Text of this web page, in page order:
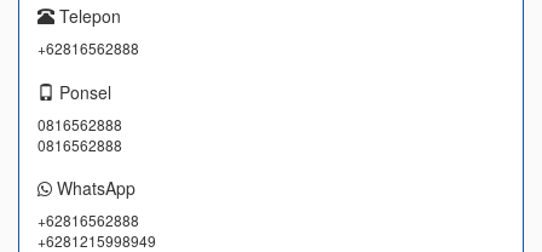
Telepon
+62816562888
Ponsel
0816562888
0816562888
WhatsApp
+62816562888
+6281215998949